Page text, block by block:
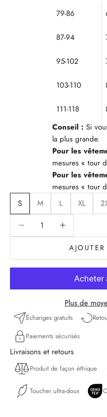
79-86
87-94
95-102
103-110
111-118
Conseil : Si
la plus grande.
Pour les
mesures « tour
Pour les
mesures « tour
S
M L XL
Diminuer la quantitéDiminuer la
Plus de
Échanges gratuits
Paiements sécurisés
Livraisons et retours
Produit de façon éthique
Toucher ultra-doux